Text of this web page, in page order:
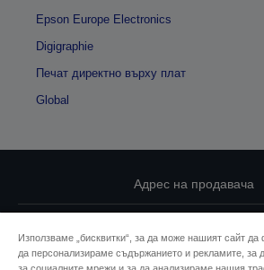
Epson Europe Electronics
Digigraphie
Печат директно върху плат
Global
Адрес на продавача
EU Data Act
Използваме „бисквитки“, за да може нашият сайт
да персонализираме съдържанието и рекламите, за